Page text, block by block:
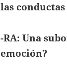
las
-RA: Una
emoción?